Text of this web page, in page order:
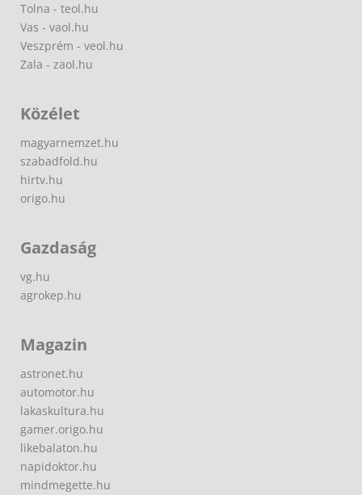
Tolna - teol.hu
Vas - vaol.hu
Veszprém - veol.hu
Zala - zaol.hu
Közélet
magyarnemzet.hu
szabadfold.hu
hirtv.hu
origo.hu
Gazdaság
vg.hu
agrokep.hu
Magazin
astronet.hu
automotor.hu
lakaskultura.hu
gamer.origo.hu
likebalaton.hu
napidoktor.hu
mindmegette.hu